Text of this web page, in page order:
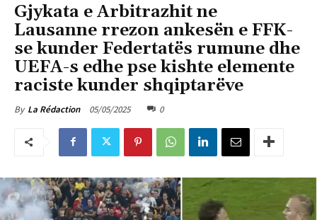
Gjykata e Arbitrazhit ne
Lausanne rrezon ankesën e FFK-
se kunder Federtatës rumune dhe
UEFA-s edhe pse kishte elemente
raciste kunder shqiptarëve
By La Rédaction 05/05/2025 0